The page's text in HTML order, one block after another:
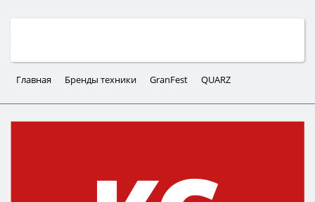
Главная Бренды техники GranFest QUARZ